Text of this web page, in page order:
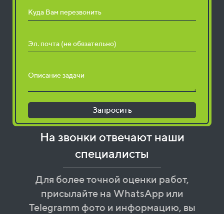
Куда Вам перезвонить
Эл. почта (не обязательно)
Описание задачи
Запросить
На звонки отвечают наши
специалисты
Для более точной оценки работ,
присылайте на WhatsApp или
Telegramm фото и информацию, вы